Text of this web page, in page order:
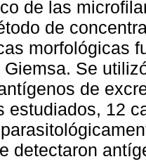
de las
de
morfológicas
Se
de
estudiados, 12
detectaron